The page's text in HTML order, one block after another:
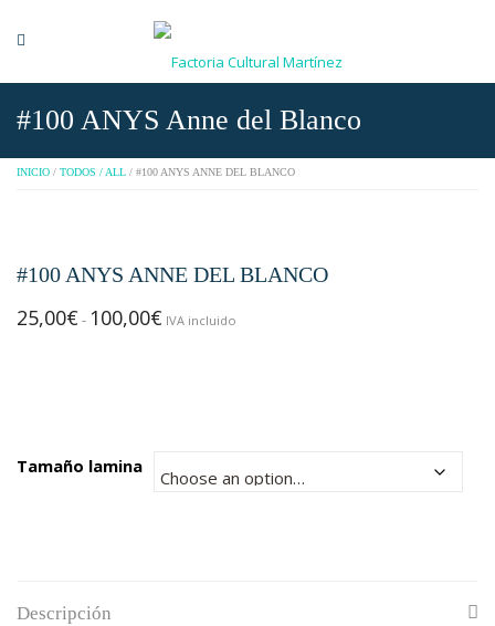
#100 ANYS Anne del Blanco
INICIO / TODOS / ALL / #100 ANYS ANNE DEL BLANCO
#100 ANYS ANNE DEL BLANCO
25,00€ - 100,00€ Rango
100,00€
IVA incluido
Tamaño lamina
Descripción